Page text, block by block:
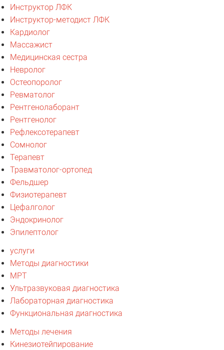
Инструктор ЛФК
Инструктор-методист ЛФК
Кардиолог
Массажист
Медицинская сестра
Невролог
Остеопоролог
Ревматолог
Рентгенолаборант
Рентгенолог
Рефлексотерапевт
Сомнолог
Терапевт
Травматолог-ортопед
Фельдшер
Физиотерапевт
Цефалголог
Эндокринолог
Эпилептолог
услуги
Методы диагностики
МРТ
Ультразвуковая диагностика
Лабораторная диагностика
Функциональная диагностика
Методы лечения
Кинезиотейпирование